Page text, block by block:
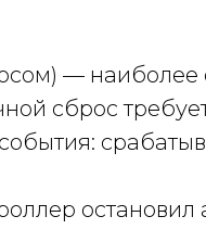
— наиболее
сброс
остановил